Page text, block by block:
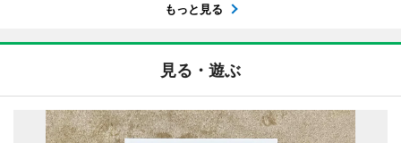
もっと見る
見る・遊ぶ